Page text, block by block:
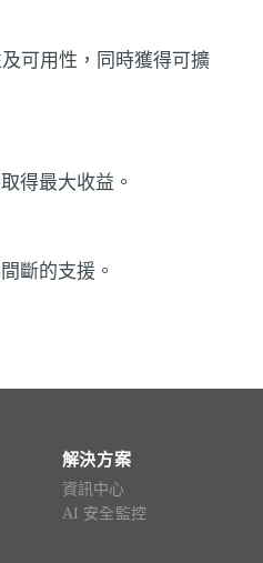
可用性，同時獲得可擴
得最大收益。
斷的支援。
解決方案
資訊中心
AI 安全監控